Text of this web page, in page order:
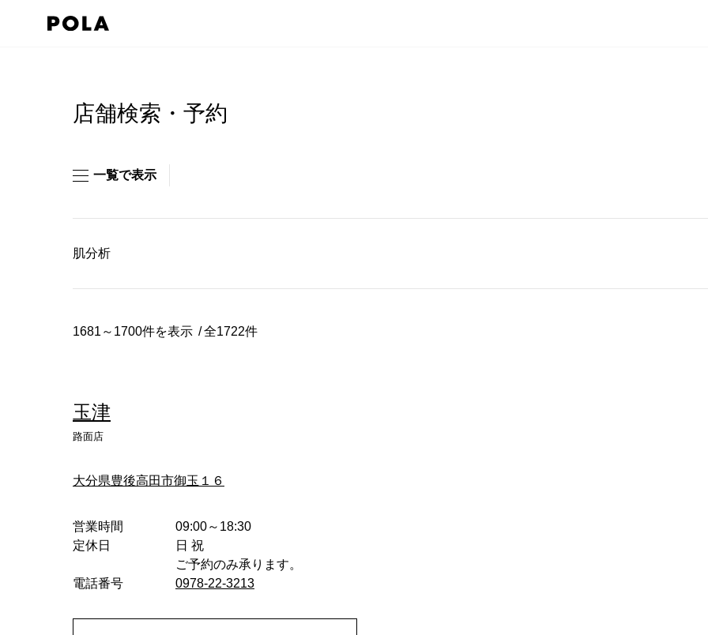
店舗検索・予約
一覧で表示
肌分析
1681～1700件を表示 全1722件
玉津
路面店
大分県豊後高田市御玉１６
営業時間
09:00～18:30
定休日
日 祝
ご予約のみ承ります。
電話番号
0978-22-3213